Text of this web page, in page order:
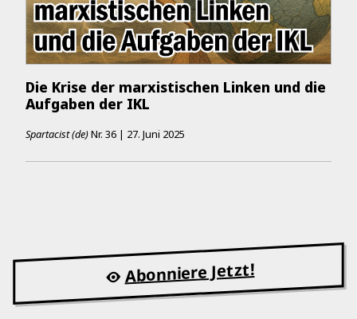
Die Krise der marxistischen Linken und die
Aufgaben der IKL
Spartacist (de)Nr. 36 | 27. Juni 2025
Abonniere Jetzt!